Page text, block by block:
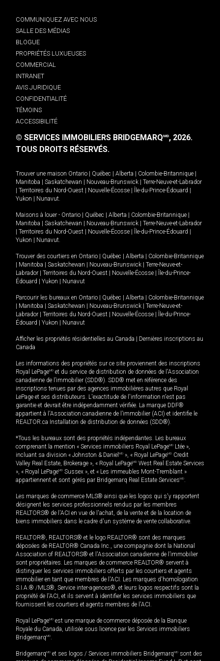
COMMUNIQUEZ AVEC NOUS
SALLE DES MÉDIAS
BLOGUE
PROPRIÉTÉS LUXUEUSES
COMMERCIAL
INTRANET
AVIS JURIDIQUE
CONFIDENTIALITÉ
TÉMOINS
ACCESSIBILITÉ
© SERVICES IMMOBILIERS BRIDGEMARQMD, 2026.
TOUS DROITS RÉSERVÉS.
Trouver une maison Ontario Québec Alberta Colombie-Britannique
Manitoba
Saskatchewan Nouveau-Brunswick
Terre-Neuve-et-Labrador
Territoires du Nord-Ouest Nouvelle-Écosse Île-du-Prince-Édouard
Yukon
Nunavut.
Maisons à louer - Ontario Québec Alberta Colombie-Britannique
Manitoba
Saskatchewan Nouveau-Brunswick
Terre-Neuve-et-Labrador
Territoires du Nord-Ouest Nouvelle-Écosse Île-du-Prince-Édouard
Yukon
Nunavut.
Trouver des courtiers en Ontario Québec Alberta
Colombie-Britannique
Manitoba Saskatchewan Nouveau-Brunswick
Terre-Neuve-et-
Labrador
Territoires du Nord-Ouest Nouvelle-Écosse
Île-du-Prince-
Édouard
Yukon Nunavut
Parcourir les bureaux en Ontario Québec Alberta
Colombie-Britannique
Manitoba Saskatchewan Nouveau-Brunswick
Terre-Neuve-et-
Labrador
Territoires du Nord-Ouest Nouvelle-Écosse
Île-du-Prince-
Édouard
Yukon Nunavut
Afficher les propriétés résidentielles au Canada
Dernières inscriptions au
Canada
Les informations des propriétés sur ce site proviennent des inscriptions
Royal LePageMD et du service de distribution de données de l'Association
canadienne de l’immobilier (SDD®). SDD® met en référence des
inscriptions tenues par des agences immobilières autres que Royal
LePage et ses distributeurs. L'exactitude de l'information n'est pas
garantie et devrait être indépendamment vérifiée. La marque DDF®
appartient à l'Association canadienne de l’immobilier (ACI) et identifie le
REALTOR.ca Installation de distribution de données (SDD®).
*Tous les bureaux sont des propriétés indépendantes. Les bureaux
comprenant la mention « Services immobiliers Royal LePageMD Ltée »,
incluant sa division « Johnston & Daniel MD », « Royal LePageMD Credit
Valley Real Estate, Brokerage », « Royal LePageMD West Real Estate Services
», « Royal LePageMD Sussex », et « Les immeubles Mont-Tremblant »
appartiennent et sont gérés par Bridgemarq Real Estate ServicesMD.
Les marques de commerce MLS® ainsi que les logos qui s'y rapportent
désignent les services professionnels rendus par les membres
REALTORS® de l'ACI en vue de l'achat, de la vente et de la location de
biens immobiliers dans le cadre d'un système de vente collaborative.
REALTOR®, REALTORS® et le logo REALTOR® sont des marques
déposées de REALTOR® Canada Inc., une compagnie dont la National
Association of REALTORS® et l'Association canadienne de l’immobilier
sont propriétaires. Les marques de commerce REALTOR® servent à
distinguer les services immobiliers offerts par les courtiers et agents
immobilier en tant que membres de l'ACI. Les marques d'homologation
S.I.A.® /MLS®, Service inter-agences®, et leurs logos respectifs sont la
propriété de l'ACI, et ils servent à identifier les services immobiliers que
fournissent les courtiers et agents membres de l'ACI.
Royal LePageMD est une marque de commerce déposée de la Banque
Royale du Canada, utilisée sous licence par les Services immobiliers
BridgemarqMD.
BridgemarqMD et ses logos / Services immobiliers BridgemarqMD sont des